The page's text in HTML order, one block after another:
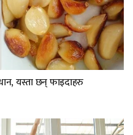
यस्ता छन् फाइदाहरु